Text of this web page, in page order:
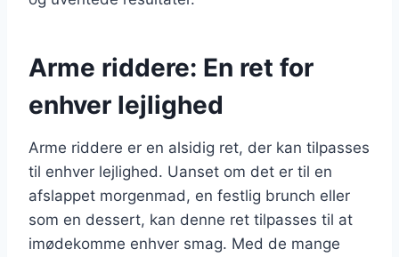
Arme riddere: En ret for
enhver lejlighed
Arme riddere er en alsidig ret, der kan tilpasses
til enhver lejlighed. Uanset om det er til en
afslappet morgenmad, en festlig brunch eller
som en dessert, kan denne ret tilpasses til at
imødekomme enhver smag. Med de mange